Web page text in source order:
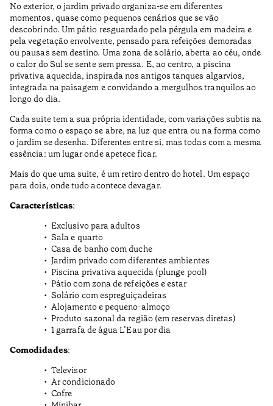
No exterior, o jardim privado organiza-se em diferentes
momentos, quase como pequenos cenários que se vão
descobrindo. Um pátio resguardado pela pérgula em madeira e
pela vegetação envolvente, pensado para refeições demoradas
ou pausas sem destino. Uma zona de solário, aberta ao céu, onde
o calor do Sul se sente sem pressa. E, ao centro, a piscina
privativa aquecida, inspirada nos antigos tanques algarvios,
integrada na paisagem e convidando a mergulhos tranquilos ao
longo do dia.
Cada suite tem a sua própria identidade, com variações subtis na
forma como o espaço se abre, na luz que entra ou na forma como
o jardim se desenha. Diferentes entre si, mas todas com a mesma
essência: um lugar onde apetece ficar.
Mais do que uma suite, é um retiro dentro do hotel. Um espaço
para dois, onde tudo acontece devagar.
Características:
Exclusivo para adultos
Sala e quarto
Casa de banho com duche
Jardim privado com diferentes ambientes
Piscina privativa aquecida (plunge pool)
Pátio com zona de refeições e estar
Solário com espreguiçadeiras
Alojamento e pequeno-almoço
Produto sazonal da região (em reservas diretas)
1 garrafa de água L’Eau por dia
Comodidades:
Televisor
Ar condicionado
Cofre